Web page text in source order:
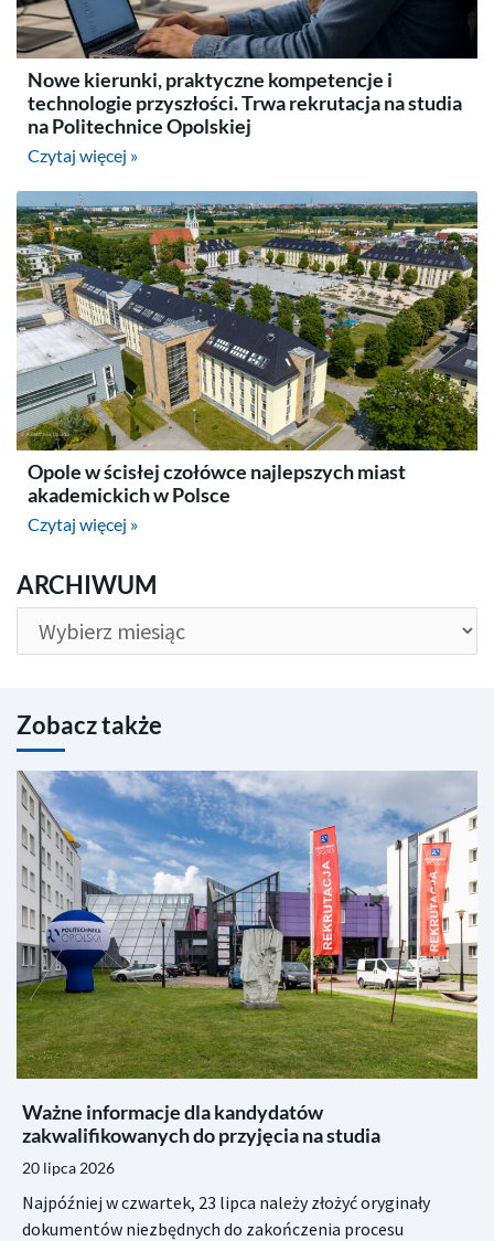
Nowe kierunki, praktyczne kompetencje i
technologie przyszłości. Trwa rekrutacja na studia
na Politechnice Opolskiej
Czytaj więcej »
Opole w ścisłej czołówce najlepszych miast
akademickich w Polsce
Czytaj więcej »
ARCHIWUM
ARCHIWUM
Zobacz także
Ważne informacje dla kandydatów
zakwalifikowanych do przyjęcia na studia
20 lipca 2026
Najpóźniej w czwartek, 23 lipca należy złożyć oryginały
dokumentów niezbędnych do zakończenia procesu